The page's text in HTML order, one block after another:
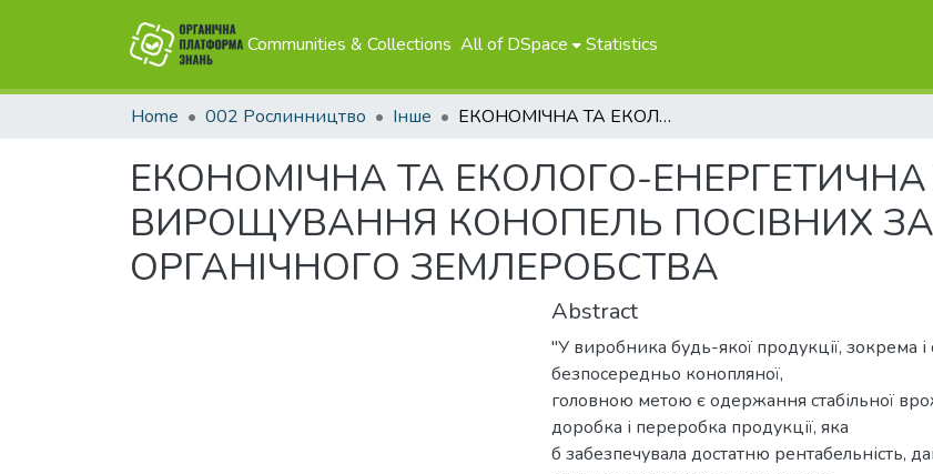
Communities & Collections All of DSpace Statistics
Home 002 Рослинництво Інше ЕКОНОМІЧНА ТА ЕКОЛОГО-ЕНЕРГЕТИЧНА ЕФЕКТИВНІСТЬ ВИРОЩУВАННЯ КОНОПЕЛЬ ПОСІВНИХ ЗА ТЕХНОЛОГІЯМИ ОРГАНІЧНОГО ЗЕМЛЕРОБСТВА
ЕКОНОМІЧНА ТА ЕКОЛОГО-ЕНЕРГЕТИЧНА
ВИРОЩУВАННЯ КОНОПЕЛЬ ПОСІВНИХ
ОРГАНІЧНОГО ЗЕМЛЕРОБСТВА
Abstract
"У виробника будь-якої продукції, зокрема і
безпосередньо конопляної,
головною метою є одержання стабільної
доробка і переробка продукції, яка
б забезпечувала достатню рентабельність,